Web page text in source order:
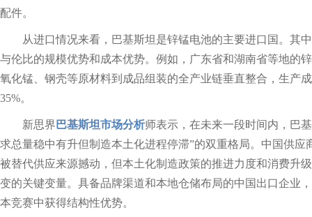
配件。
从进口情况来看，巴基斯坦是锌锰电池的主要进口国。其
与伦比的规模优势和成本优势。例如，广东省和湖南省等地的
氧化锰、钢壳等原材料到成品组装的全产业链垂直整合，生产
35%。
新思界 巴基斯坦市场分析师表示， 在未来一段时间内，巴
求总量稳中有升但制造本土化进程停滞”的双重格局。中国供
被替代供应来源撼动，但本土化制造政策的推进力度和消费升
变的关键变量。具备品牌渠道和本地仓储布局的中国出口企业
本竞赛中获得结构性优势。